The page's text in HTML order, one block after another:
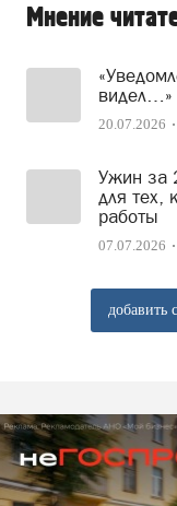
Мнение
видел…»
20.07.2026
Ужин за
для тех,
работы
07.07.2026
добавить